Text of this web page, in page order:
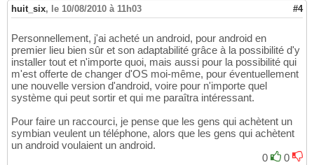
huit_six, le 10/08/2010 à 11h03 #4
Personnellement, j'ai acheté un android, pour android en
premier lieu bien sûr et son adaptabilité grâce à la possibilité d'y
installer tout et n'importe quoi, mais aussi pour la possibilité qui
m'est offerte de changer d'OS moi-même, pour éventuellement
une nouvelle version d'android, voire pour n'importe quel
système qui peut sortir et qui me paraîtra intéressant.
Pour faire un raccourci, je pense que les gens qui achètent un
symbian veulent un téléphone, alors que les gens qui achètent
un android voulaient un android.
0
0